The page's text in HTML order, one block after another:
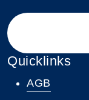
Quicklinks
AGB